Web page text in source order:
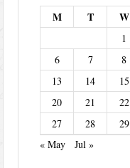
M T W
1
6
7 8
13
14 15
20
21 22
27
28 29
« May
Jul »